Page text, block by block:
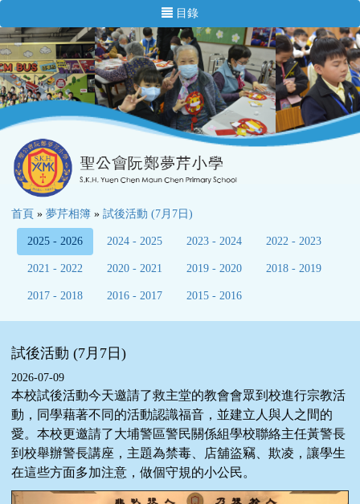
目錄
首頁 » 夢芹相簿 » 試後活動 (7月7日)
2025 - 2026 2024 - 2025 2023 - 2024 2022 - 2023
2021 - 2022 2020 - 2021 2019 - 2020 2018 - 2019
2017 - 2018 2016 - 2017 2015 - 2016
試後活動 (7月7日)
2026-07-09
本校試後活動今天邀請了救主堂的教會會眾到校進行宗教活
動，同學藉著不同的活動認識福音，並建立人與人之間的
愛。本校更邀請了大埔警區警民關係組學校聯絡主任黃警長
到校舉辦警長講座，主題為禁毒、店舖盜竊、欺凌，讓學生
在這些方面多加注意，做個守規的小公民。